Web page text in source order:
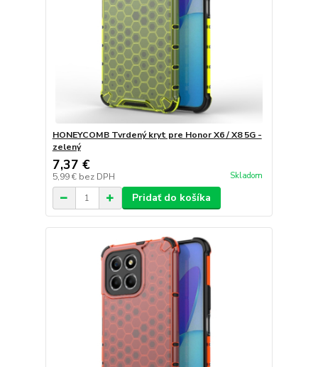
HONEYCOMB Tvrdený kryt pre Honor X6 / X8 5G -
zelený
7,37 €
5,99 € bez DPH Skladom
Pridať do košíka